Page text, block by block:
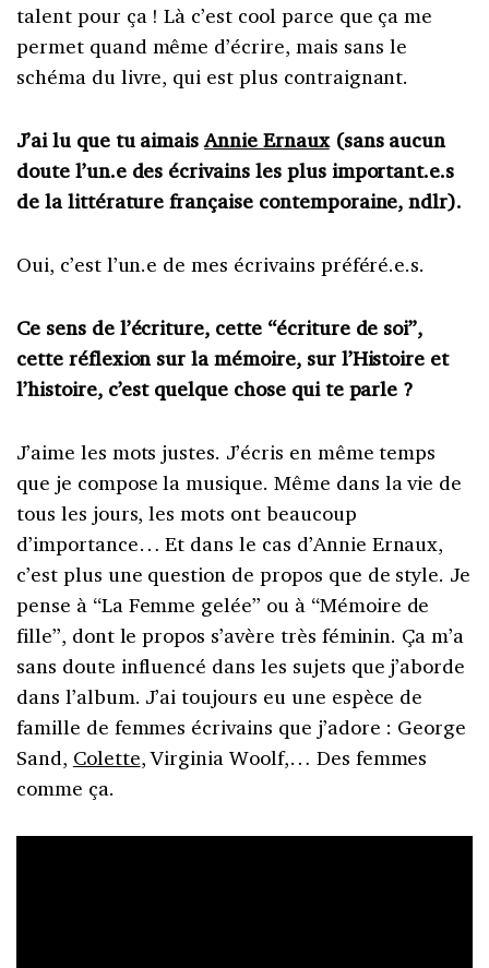
talent pour ça ! Là c’est cool parce que ça me
permet quand même d’écrire, mais sans le
schéma du livre, qui est plus contraignant.
J’ai lu que tu aimaisAnnie Ernaux(sans aucun
doute l’un.e des écrivains les plus important.e.s
de la littérature française contemporaine, ndlr).
Oui, c’est l’un.e de mes écrivains préféré.e.s.
Ce sens de l’écriture, cette “écriture de soi”,
cette réflexion sur la mémoire, sur l’Histoire et
l’histoire, c’est quelque chose qui te parle ?
J’aime les mots justes. J’écris en même temps
que je compose la musique. Même dans la vie de
tous les jours, les mots ont beaucoup
d’importance… Et dans le cas d’Annie Ernaux,
c’est plus une question de propos que de style. Je
pense à “La Femme gelée” ou à “Mémoire de
fille”, dont le propos s’avère très féminin. Ça m’a
sans doute influencé dans les sujets que j’aborde
dans l’album. J’ai toujours eu une espèce de
famille de femmes écrivains que j’adore : George
Sand, Colette, Virginia Woolf,… Des femmes
comme ça.